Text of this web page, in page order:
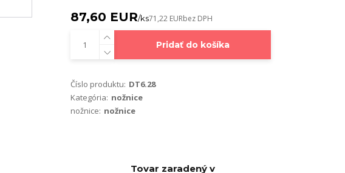
87,60 EUR/ks71,22 EURbez DPH
Pridať do košíka
Číslo produktu: DT6.28
Kategória: nožnice
nožnice: nožnice
Tovar zaradený v